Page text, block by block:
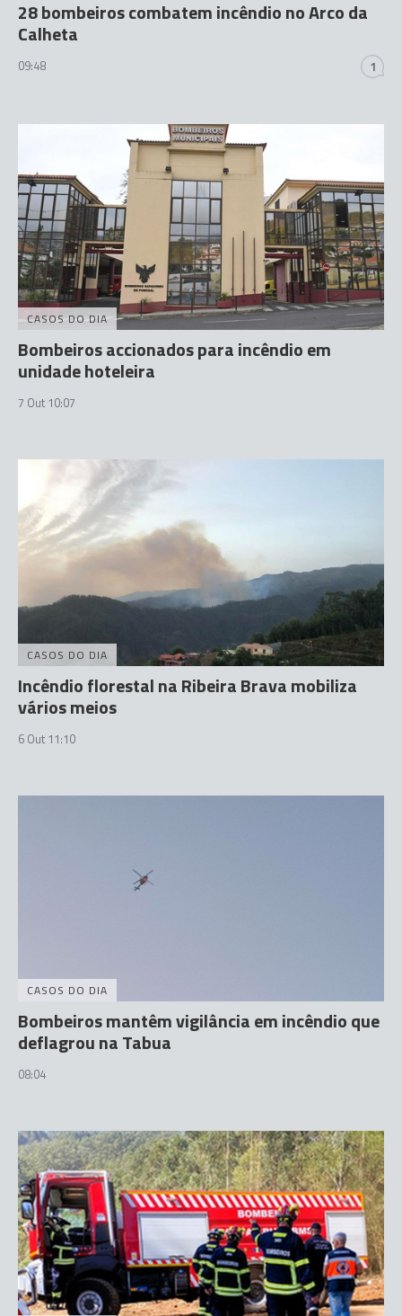
28 bombeiros combatem incêndio no Arco da
Calheta
09:48 1
CASOS DO DIA
Bombeiros accionados para incêndio em
unidade hoteleira
7 Out 10:07
CASOS DO DIA
Incêndio florestal na Ribeira Brava mobiliza
vários meios
6 Out 11:10
CASOS DO DIA
Bombeiros mantêm vigilância em incêndio que
deflagrou na Tabua
08:04